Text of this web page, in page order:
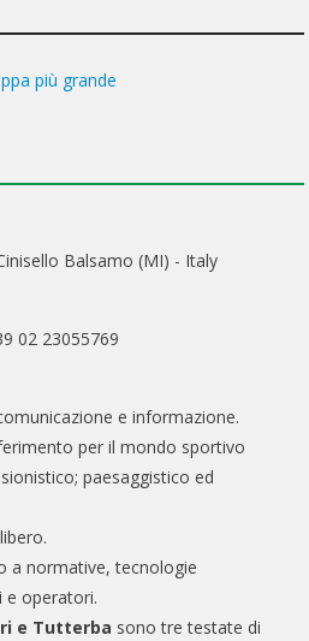
Balsamo (MI) - Italy
02 23055769
e informazione.
per il mondo sportivo
paesaggistico ed
a normative, tecnologie
e operatori.
e Tutterba sono tre testate di